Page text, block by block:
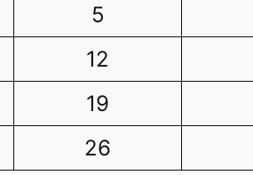
5
12
19
26